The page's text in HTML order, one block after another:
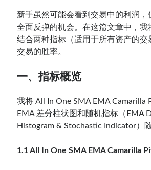
网站备案号：鄂ICP备2024064768号
新手虽然可能会看到交易中的利润，
全面反弹的机会。在这篇文章中，我
结合两种指标（适用于所有资产的交
交易的胜率。
一、指标概览
我将 All In One SMA EMA Camarilla
EMA 差分柱状图和随机指标（EMA
Histogram & Stochastic Indicator）
1.1 All In One SMA EMA Camarilla